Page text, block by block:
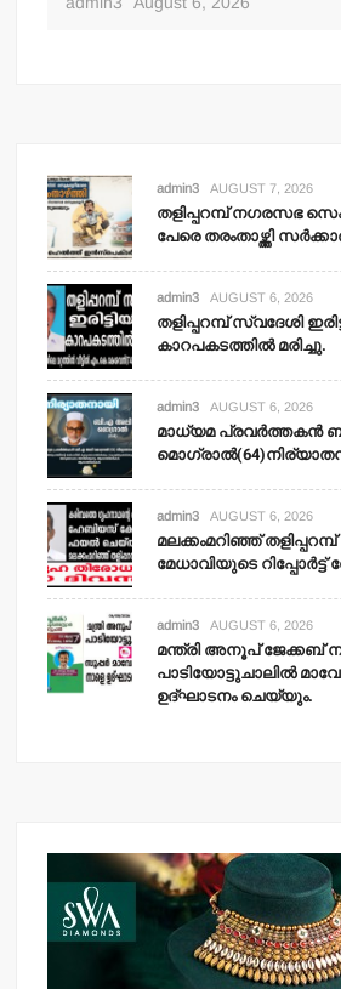
admin3 AUGUST 7, 2026
തളിപ്പറമ്പ് നഗരസഭ
പേരെ തരംതാഴ്ത്തി
admin3 AUGUST 6, 2026
തളിപ്പറമ്പ് സ്വദേശി
കാറപകടത്തില്‍ മരിച്ചു.
admin3 AUGUST 6, 2026
മാധ്യമ പ്രവര്‍ത്തകന്‍
admin3 AUGUST 6, 2026
മലക്കംമറിഞ്ഞ്
മേധാവിയുടെ
admin3 AUGUST 6, 2026
മന്ത്രി അനൂപ് ജേക്കബ്
പാടിയോട്ടുചാലില്‍
ഉദ്ഘാടനം ചെയ്യും.